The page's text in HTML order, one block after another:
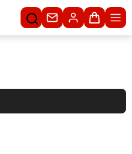
Contacteer ons